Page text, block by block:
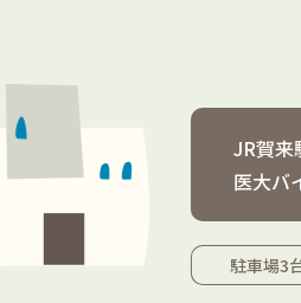
JR賀来
医⼤バ
駐車場3